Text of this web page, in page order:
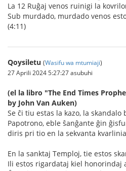
La 12 Ruĝaj venos ruinigi la
Sub murdado, murdado venos
(4:11)
Qoysiletu (Wasifu wa mtumiaji)
27 Aprili 2024 5:27:27 asubuhi
(el la libro "The End Times
by John Van Auken)
Se ĉi tiu estas la kazo, la skandalo
Papotrono, eble ŝanĝante ĝin
diris pri tio en la sekvanta
En la sanktaj Temploj, tie estos
Ili estos rigardataj kiel honorindaj